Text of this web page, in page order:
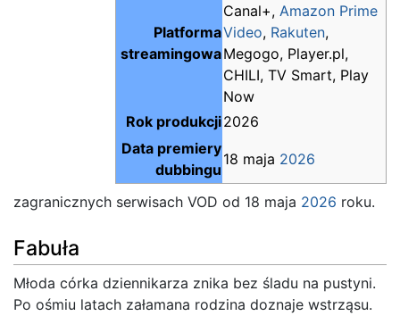
Platforma
streamingowa
Canal+, Amazon Prime
Video, Rakuten,
Megogo, Player.pl,
CHILI, TV Smart, Play
Now
Rok produkcji2026
Data premiery
dubbingu
18 maja 2026
zagranicznych serwisach VOD od 18 maja 2026 roku.
Fabuła
Młoda córka dziennikarza znika bez śladu na pustyni.
Po ośmiu latach załamana rodzina doznaje wstrząsu.